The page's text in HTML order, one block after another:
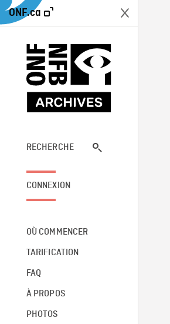
ONF.ca
RECHERCHE
CONNEXION
OÙ COMMENCER
TARIFICATION
FAQ
À PROPOS
PHOTOS